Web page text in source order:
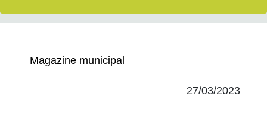
Magazine municipal
27/03/2023